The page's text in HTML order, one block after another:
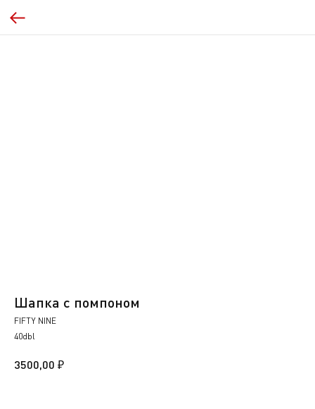
Шапка с помпоном
FIFTY NINE
40dbl
3500,00 ₽